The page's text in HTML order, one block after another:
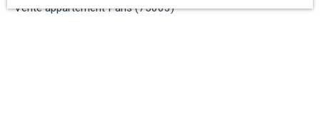
Vente appartement Paris (75003)